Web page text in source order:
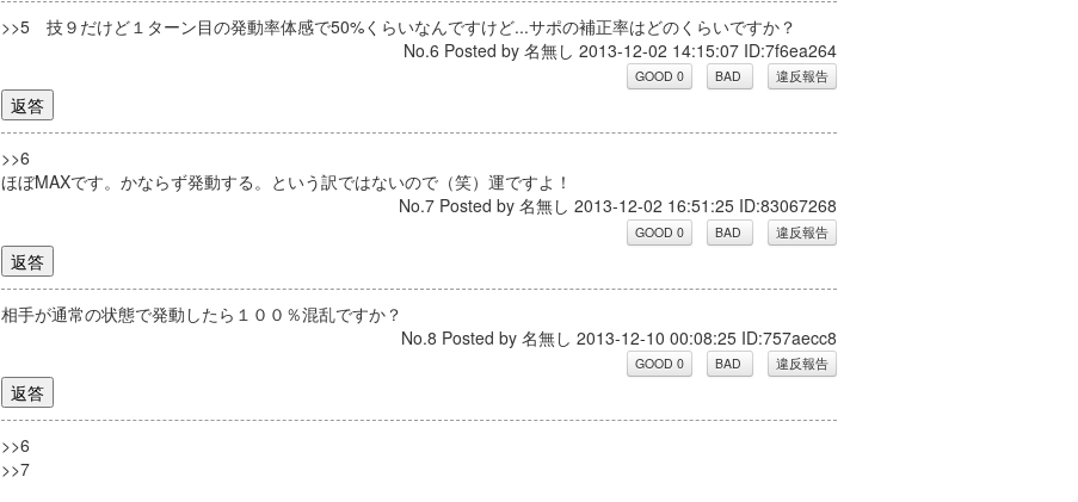
>>5 技９だけど１ターン目の発動率体感で50%くらいなんですけど...サポの補正率はどのくらいですか？
No.6 Posted by 名無し 2013-12-02 14:15:07 ID:7f6ea264
>>6
ほぼMAXです。かならず発動する。という訳ではないので（笑）運ですよ！
No.7 Posted by 名無し 2013-12-02 16:51:25 ID:83067268
相手が通常の状態で発動したら１００％混乱ですか？
No.8 Posted by 名無し 2013-12-10 00:08:25 ID:757aecc8
>>6
>>7